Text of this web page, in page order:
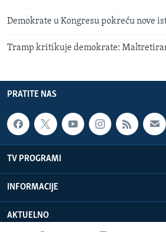
Demokrate u Kongresu pokreću nove
Tramp kritikuje demokrate:
PRATITE NAS
TV PROGRAMI
INFORMACIJE
AKTUELNO